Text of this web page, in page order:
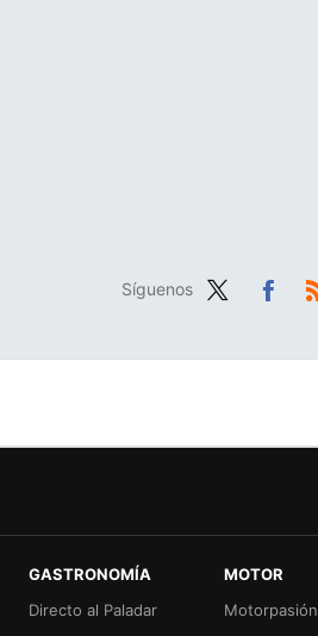
Síguenos
ter
ebo
GASTRONOMÍA
Directo al Paladar
MOTOR
Motorpasión